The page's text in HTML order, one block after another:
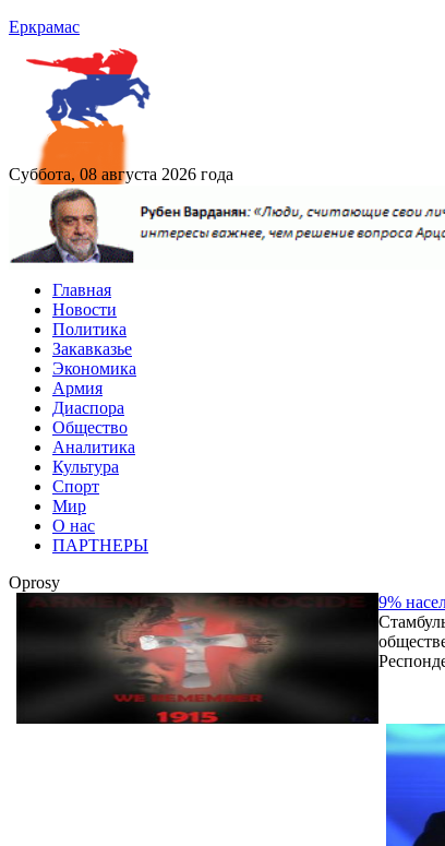
Еркрамас
Суббота, 08 августа 2026 года
Главная
Новости
Политика
Закавказье
Экономика
Армия
Диаспора
Общество
Аналитика
Культура
Спорт
Мир
О нас
ПАРТНЕРЫ
Oprosy
9%